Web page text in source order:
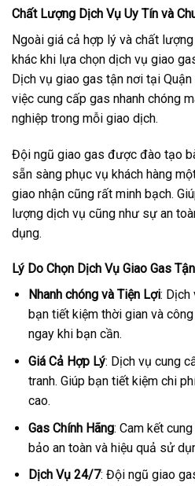
Chất Lượng Dịch Vụ Uy Tín và
Ngoài giá cả hợp lý và chất
khác khi lựa chọn dịch vụ giao
Dịch vụ giao gas tận nơi tại
việc cung cấp gas nhanh chóng
nghiệp trong mỗi giao dịch.
Đội ngũ giao gas được đào tạo
sẵn sàng phục vụ khách hàng
giao nhận cũng rất minh bạch.
lượng dịch vụ cũng như sự an
dụng.
Lý Do Chọn Dịch Vụ Giao Gas
Nhanh chóng và Tiện Lợi: Dịch
bạn tiết kiệm thời gian và
ngay khi bạn cần.
Giá Cả Hợp Lý: Dịch vụ cung
tranh. Giúp bạn tiết kiệm chi
cao.
Gas Chính Hãng: Cam kết
bảo an toàn và hiệu quả sử
Dịch Vụ 24/7: Đội ngũ giao